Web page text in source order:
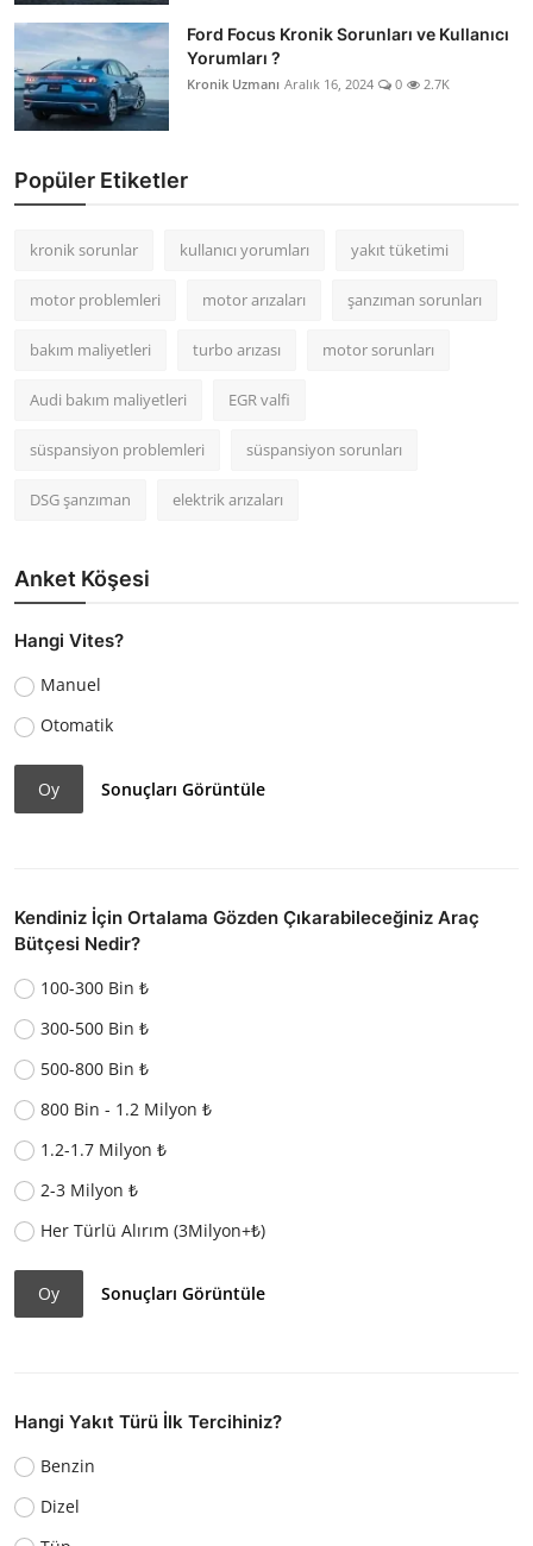
Ford Focus Kronik Sorunları ve Kullanıcı
Yorumları ?
Kronik Uzmanı Aralık 16, 2024 0 2.7K
Popüler Etiketler
kronik sorunlar kullanıcı yorumları yakıt tüketimi
motor problemleri motor arızaları şanzıman sorunları
bakım maliyetleri turbo arızası motor sorunları
Audi bakım maliyetleri EGR valfi
süspansiyon problemleri süspansiyon sorunları
DSG şanzıman elektrik arızaları
Anket Köşesi
Hangi Vites?
Manuel
Otomatik
Oy Sonuçları Görüntüle
Kendiniz İçin Ortalama Gözden Çıkarabileceğiniz Araç
Bütçesi Nedir?
100-300 Bin ₺
300-500 Bin ₺
500-800 Bin ₺
800 Bin - 1.2 Milyon ₺
1.2-1.7 Milyon ₺
2-3 Milyon ₺
Her Türlü Alırım (3Milyon+₺)
Oy Sonuçları Görüntüle
Hangi Yakıt Türü İlk Tercihiniz?
Benzin
Dizel